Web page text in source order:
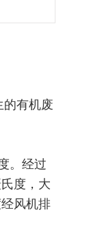
的有机废
。经过
度，大
风机排